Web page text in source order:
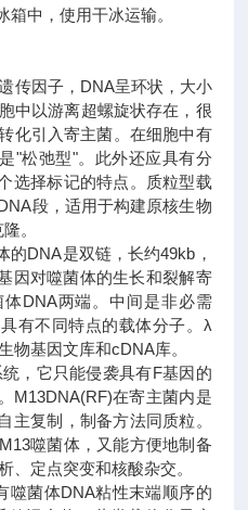
中，使用干冰运输。
传因子，DNA呈环状，大小
中以游离超螺旋状存在，很
化引入寄主菌。在细胞中有
"松弛型"。此外还应具有分
选择标记的特点。质粒型载
段，适用于构建原核生物
。
DNA是双链，长约49kb，
因对噬菌体的生长和裂解寄
DNA两端。中间是非必需
有不同特点的载体分子。λ
物基因文库和cDNA库。
，它只能侵袭具有F基因的
M13DNA(RF)在寄主菌内是
主复制，制备方法同质粒。
噬菌体，又能方便地制备
、定点突变和核酸杂交。
菌体DNA粘性末端顺序的